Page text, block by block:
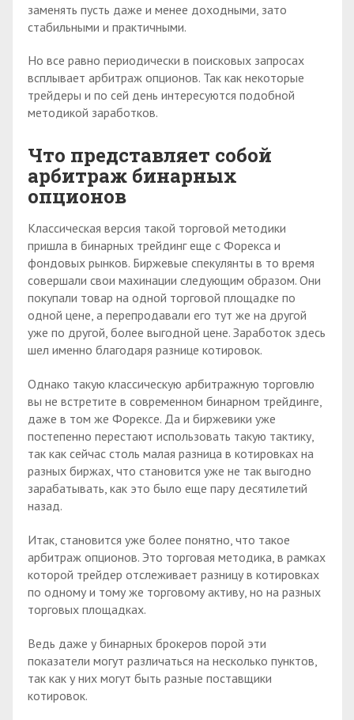
заменять пусть даже и менее доходными, зато
стабильными и практичными.
Но все равно периодически в поисковых запросах
всплывает арбитраж опционов. Так как некоторые
трейдеры и по сей день интересуются подобной
методикой заработков.
Что представляет собой
арбитраж бинарных
опционов
Классическая версия такой торговой методики
пришла в бинарных трейдинг еще с Форекса и
фондовых рынков. Биржевые спекулянты в то время
совершали свои махинации следующим образом. Они
покупали товар на одной торговой площадке по
одной цене, а перепродавали его тут же на другой
уже по другой, более выгодной цене. Заработок здесь
шел именно благодаря разнице котировок.
Однако такую классическую арбитражную торговлю
вы не встретите в современном бинарном трейдинге,
даже в том же Форексе. Да и биржевики уже
постепенно перестают использовать такую тактику,
так как сейчас столь малая разница в котировках на
разных биржах, что становится уже не так выгодно
зарабатывать, как это было еще пару десятилетий
назад.
Итак, становится уже более понятно, что такое
арбитраж опционов. Это торговая методика, в рамках
которой трейдер отслеживает разницу в котировках
по одному и тому же торговому активу, но на разных
торговых площадках.
Ведь даже у бинарных брокеров порой эти
показатели могут различаться на несколько пунктов,
так как у них могут быть разные поставщики
котировок.